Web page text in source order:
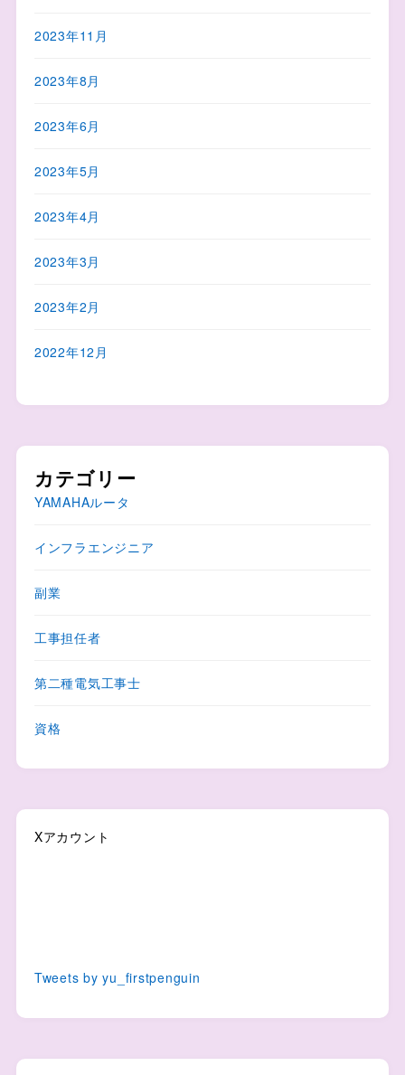
2023年11月
2023年8月
2023年6月
2023年5月
2023年4月
2023年3月
2023年2月
2022年12月
カテゴリー
YAMAHAルータ
インフラエンジニア
副業
工事担任者
第二種電気工事士
資格
Xアカウント
Tweets by yu_firstpenguin